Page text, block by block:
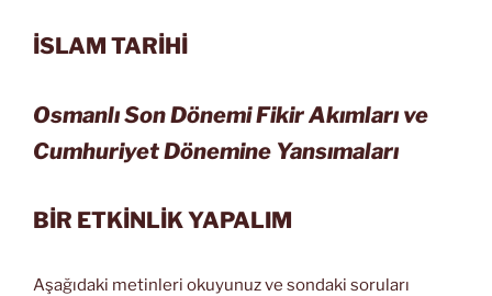
İSLAM TARİHİ
Osmanlı Son Dönemi Fikir Akımları ve
Cumhuriyet Dönemine Yansımaları
BİR ETKİNLİK YAPALIM
Aşağıdaki metinleri okuyunuz ve sondaki soruları